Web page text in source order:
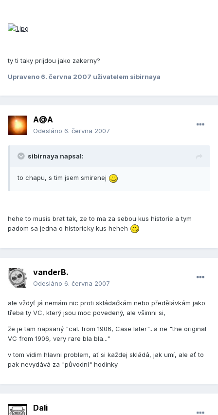
ty ti taky prijdou jako zakerny?
Upraveno 6. června 2007 uživatelem sibirnaya
A@A
Odesláno 6. června 2007
sibirnaya napsal:
to chapu, s tim jsem smirenej
hehe to musis brat tak, ze to ma za sebou kus historie a tym
padom sa jedna o historicky kus heheh
vanderB.
Odesláno 6. června 2007
ale vždyť já nemám nic proti skládačkám nebo předělávkám jako
třeba ty VC, který jsou moc povedený, ale všimni si,
že je tam napsaný "cal. from 1906, Case later"...a ne "the original
VC from 1906, very rare bla bla..."
v tom vidim hlavni problem, ať si každej skládá, jak umí, ale ať to
pak nevydává za "původní" hodinky
Dali